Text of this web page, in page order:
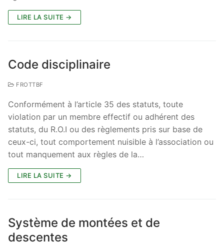
LIRE LA SUITE →
Code disciplinaire
FROTTBF
Conformément à l’article 35 des statuts, toute
violation par un membre effectif ou adhérent des
statuts, du R.O.I ou des règlements pris sur base de
ceux-ci, tout comportement nuisible à l’association ou
tout manquement aux règles de la…
LIRE LA SUITE →
Système de montées et de
descentes